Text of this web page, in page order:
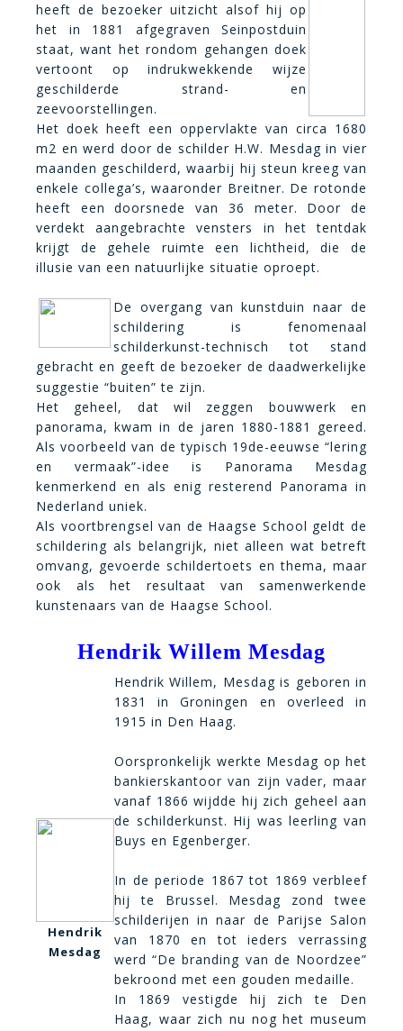
heeft de bezoeker uitzicht alsof hij op
het in 1881 afgegraven Seinpostduin
staat, want het rondom gehangen doek
vertoont op indrukwekkende wijze
geschilderde strand- en
zeevoorstellingen.
Het doek heeft een oppervlakte van circa 1680
m2 en werd door de schilder H.W. Mesdag in vier
maanden geschilderd, waarbij hij steun kreeg van
enkele collega’s, waaronder Breitner. De rotonde
heeft een doorsnede van 36 meter. Door de
verdekt aangebrachte vensters in het tentdak
krijgt de gehele ruimte een lichtheid, die de
illusie van een natuurlijke situatie oproept.
De overgang van kunstduin naar de
schildering is fenomenaal
schilderkunst-technisch tot stand
gebracht en geeft de bezoeker de daadwerkelijke
suggestie “buiten” te zijn.
Het geheel, dat wil zeggen bouwwerk en
panorama, kwam in de jaren 1880-1881 gereed.
Als voorbeeld van de typisch 19de-eeuwse “lering
en vermaak”-idee is Panorama Mesdag
kenmerkend en als enig resterend Panorama in
Nederland uniek.
Als voortbrengsel van de Haagse School geldt de
schildering als belangrijk, niet alleen wat betreft
omvang, gevoerde schildertoets en thema, maar
ook als het resultaat van samenwerkende
kunstenaars van de Haagse School.
Hendrik Willem Mesdag
Hendrik
Mesdag
Hendrik Willem, Mesdag is geboren in
1831 in Groningen en overleed in
1915 in Den Haag.
Oorspronkelijk werkte Mesdag op het
bankierskantoor van zijn vader, maar
vanaf 1866 wijdde hij zich geheel aan
de schilderkunst. Hij was leerling van
Buys en Egenberger.
In de periode 1867 tot 1869 verbleef
hij te Brussel. Mesdag zond twee
schilderijen in naar de Parijse Salon
van 1870 en tot ieders verrassing
werd “De branding van de Noordzee”
bekroond met een gouden medaille.
In 1869 vestigde hij zich te Den
Haag, waar zich nu nog het museum